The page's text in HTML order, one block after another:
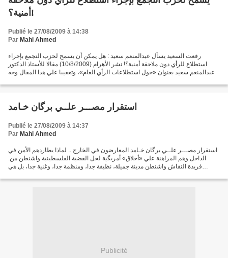
أمنية؟!
Publié le 27/08/2009 à 14:38
Par Mahi Ahmed
رفعت السعيد يسأل عبدالمنعم سعيد : هل يمكن أن يسمح لحزب التجمع بإجراء
استطلاع للرأي دون ملاحقة أمنية؟! نشر الأهرام (10/8/2009) مقالا للأستاذ الدكتور
عبدالمنعم سعيد بعنوان «حول استطلاعات الرأي العام»، وتعقيبا علي هذا المقال وجه
استقرار مصـــر علــي برگان خـامد
Publié le 27/08/2009 à 14:37
Par Mahi Ahmed
استقرار مصـــر علــي برگان خـامد المعارضون في الخارج .. لماذا يطاردهم الأمن في
الداخل وهم المراهنة علي «أخلاق» أمريگية لحل القضية الفلسطينية واشنطن من:
فريدة النقاش واشنطن مدينة جميلة، نظيفة جدا، ومنظمة جدا، وغنية جدا، بل هي
Publicité